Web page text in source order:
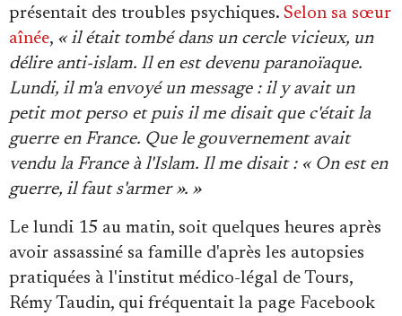
présentait des troubles psychiques. Selon sa sœur
aînée, « il était tombé dans un cercle vicieux, un
délire anti-islam. Il en est devenu paranoïaque.
Lundi, il m'a envoyé un message : il y avait un
petit mot perso et puis il me disait que c'était la
guerre en France. Que le gouvernement avait
vendu la France à l'Islam. Il me disait : « On est en
guerre, il faut s'armer ». »
Le lundi 15 au matin, soit quelques heures après
avoir assassiné sa famille d'après les autopsies
pratiquées à l'institut médico-légal de Tours,
Rémy Taudin, qui fréquentait la page Facebook